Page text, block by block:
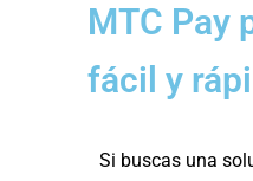
MTC Pay
fácil y
Si buscas una